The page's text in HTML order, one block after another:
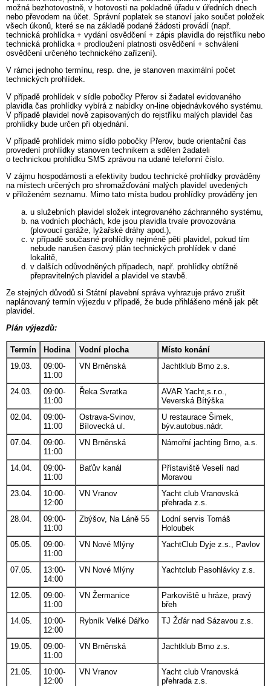
možná bezhotovostně, v hotovosti na pokladně úřadu v úředních dnech
nebo převodem na účet. Správní poplatek se stanoví jako součet položek
všech úkonů, které se na základě podané žádosti provádí (např.
technická prohlídka + vydání osvědčení + zápis plavidla do rejstříku nebo
technická prohlídka + prodloužení platnosti osvědčení + schválení
osvědčení určeného technického zařízení).
V rámci jednoho termínu, resp. dne, je stanoven maximální počet
technických prohlídek.
V případě prohlídek v sídle pobočky Přerov si žadatel evidovaného
plavidla čas prohlídky vybírá z nabídky on-line objednávkového systému.
V případě plavidel nově zapisovaných do rejstříku malých plavidel čas
prohlídky bude určen při objednání.
V případě prohlídek mimo sídlo pobočky Přerov, bude orientační čas
provedení prohlídky stanoven technikem a sdělen žadateli
o technickou prohlídku SMS zprávou na udané telefonní číslo.
V zájmu hospodárnosti a efektivity budou technické prohlídky prováděny
na místech určených pro shromažďování malých plavidel uvedených
v přiloženém seznamu. Mimo tato místa budou prohlídky prováděny jen
u služebních plavidel složek integrovaného záchranného systému,
na vodních plochách, kde jsou plavidla trvale provozována
(plovoucí garáže, lyžařské dráhy apod.),
v případě současné prohlídky nejméně pěti plavidel, pokud tím
nebude narušen časový plán technických prohlídek v dané
lokalitě,
v dalších odůvodněných případech, např. prohlídky obtížně
přepravitelných plavidel a plavidel ve stavbě.
Ze stejných důvodů si Státní plavební správa vyhrazuje právo zrušit
naplánovaný termín výjezdu v případě, že bude přihlášeno méně jak pět
plavidel.
Plán výjezdů:
Termín Hodina Vodní plocha
Místo konání
19.03.
09:00-
11:00
VN Brněnská Jachtklub Brno z.s.
24.03.
09:00-
11:00
Řeka Svratka
AVAR Yacht,s.r.o.,
Veverská Bítýška
02.04.
09:00-
11:00
Ostrava-Svinov,
Bílovecká ul.
U restaurace Šimek,
býv.autobus.nádr.
07.04.
09:00-
11:00
VN Brněnská Námořní jachting Brno, a.s.
14.04.
09:00-
11:00
Baťův kanál
Přístaviště Veselí nad
Moravou
23.04.
10:00-
12:00
VN Vranov
Yacht club Vranovská
přehrada z.s.
28.04.
09:00-
11:00
Zbýšov, Na Láně 55
Lodní servis Tomáš
Holoubek
05.05.
09:00-
11:00
VN Nové Mlýny YachtClub Dyje z.s., Pavlov
07.05.
13:00-
14:00
VN Nové Mlýny Yachtclub Pasohlávky z.s.
12.05.
09:00-
11:00
VN Žermanice
Parkoviště u hráze, pravý
břeh
14.05.
10:00-
12:00
Rybník Velké Dářko TJ Žďár nad Sázavou z.s.
19.05.
09:00-
11:00
VN Brněnská Jachtklub Brno z.s.
21.05.
10:00-
12:00
VN Vranov
Yacht club Vranovská
přehrada z.s.